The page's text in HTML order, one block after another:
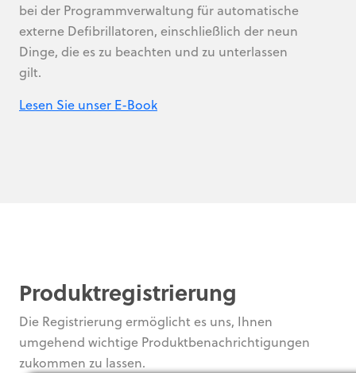
bei der Programmverwaltung für automatische
externe Defibrillatoren, einschließlich der neun
Dinge, die es zu beachten und zu unterlassen
gilt.
Lesen Sie unser E-Book
Produktregistrierung
Die Registrierung ermöglicht es uns, Ihnen
umgehend wichtige Produktbenachrichtigungen
zukommen zu lassen.